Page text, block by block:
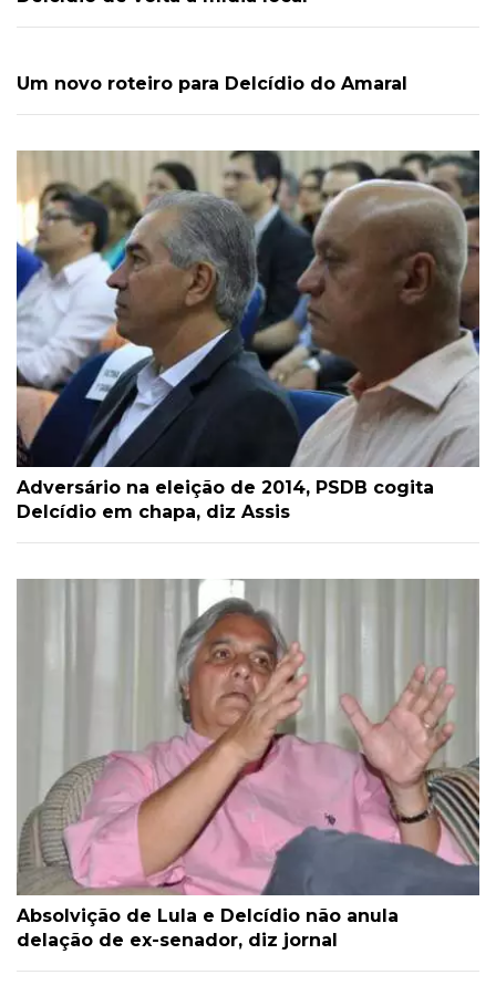
Um novo roteiro para Delcídio do Amaral
Adversário na eleição de 2014, PSDB cogita
Delcídio em chapa, diz Assis
Absolvição de Lula e Delcídio não anula
delação de ex-senador, diz jornal